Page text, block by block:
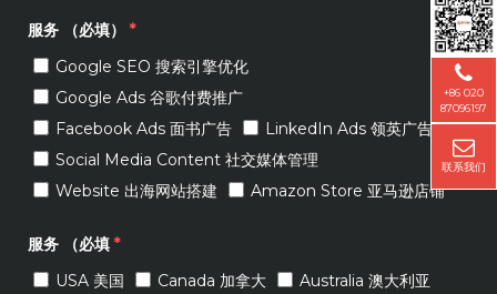
服务 （必填）
*
Google SEO 搜索引擎优化
Google Ads 谷歌付费推广
Facebook Ads 面书广告
LinkedIn Ads 领英广告
Social Media Content 社交媒体管理
Website 出海网站搭建
Amazon Store 亚马逊店铺
服务 （必填 *
USA 美国
Canada 加拿大
Australia 澳大利亚
+86 020
87096197
联系我们